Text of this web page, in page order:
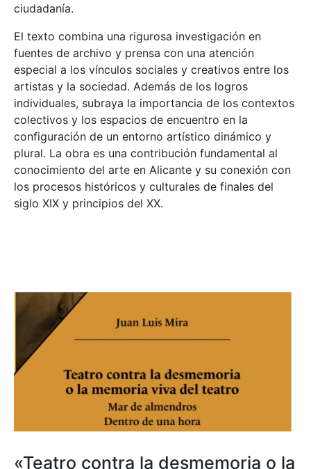
ciudadanía.
El texto combina una rigurosa investigación en
fuentes de archivo y prensa con una atención
especial a los vínculos sociales y creativos entre los
artistas y la sociedad. Además de los logros
individuales, subraya la importancia de los contextos
colectivos y los espacios de encuentro en la
configuración de un entorno artístico dinámico y
plural. La obra es una contribución fundamental al
conocimiento del arte en Alicante y su conexión con
los procesos históricos y culturales de finales del
siglo XIX y principios del XX.
«Teatro contra la desmemoria o la